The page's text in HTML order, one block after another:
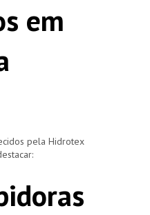
em
pela Hidrotex